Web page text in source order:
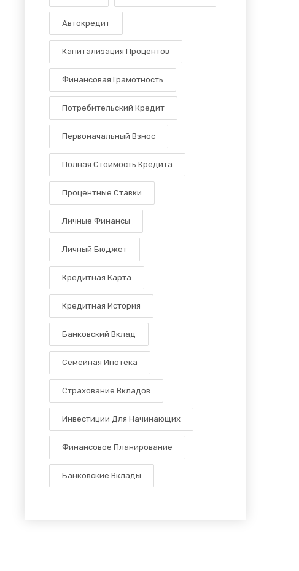
Автокредит
Капитализация Процентов
Финансовая Грамотность
Потребительский Кредит
Первоначальный Взнос
Полная Стоимость Кредита
Процентные Ставки
Личные Финансы
Личный Бюджет
Кредитная Карта
Кредитная История
Банковский Вклад
Семейная Ипотека
Страхование Вкладов
Инвестиции Для Начинающих
Финансовое Планирование
Банковские Вклады